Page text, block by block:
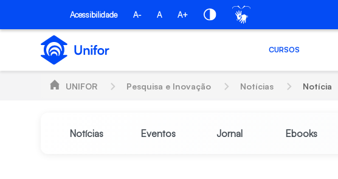
Pular para o Conteúdo principal
Acessibilidade A- A A+
CURSOS
UNIFOR Pesquisa e Inovação Notícias Notícia
Notícias Eventos Jornal Ebooks